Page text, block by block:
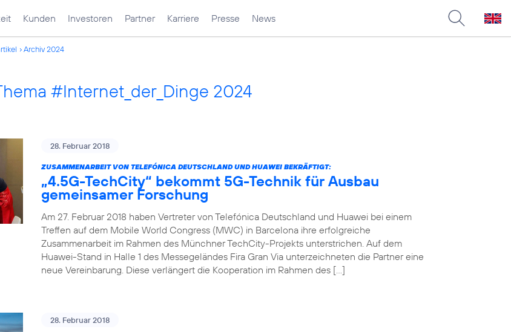
Kunden Investoren Partner Karriere Presse News
Archiv 2024
#Internet_der_Dinge 2024
28. Februar 2018
ZUSAMMENARBEIT VON TELEFÓNICA DEUTSCHLAND UND HUAWEI BEKRÄFTIGT:
„4.5G-TechCity“ bekommt 5G-Technik für Ausbau
gemeinsamer Forschung
Am 27. Februar 2018 haben Vertreter von Telefónica Deutschland und Huawei bei einem
Treffen auf dem Mobile World Congress (MWC) in Barcelona ihre erfolgreiche
Zusammenarbeit im Rahmen des Münchner TechCity-Projekts unterstrichen. Auf dem
Huawei-Stand in Halle 1 des Messegeländes Fira Gran Via unterzeichneten die Partner eine
neue Vereinbarung. Diese verlängert die Kooperation im Rahmen des […]
28. Februar 2018